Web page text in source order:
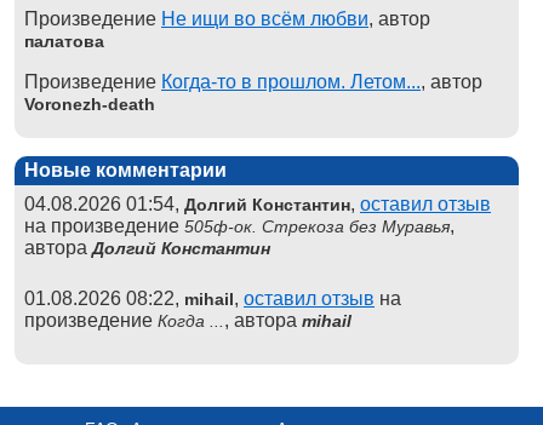
Произведение Не ищи во всём любви, автор
палатова
Произведение Когда-то в прошлом. Летом..., автор
Voronezh-death
Новые комментарии
04.08.2026 01:54, Долгий Константин, оставил отзыв
на произведение 505ф-ок. Стрекоза без Муравья,
автораДолгий Константин
01.08.2026 08:22, mihail, оставил отзыв на
произведение Когда ... , автора mihail